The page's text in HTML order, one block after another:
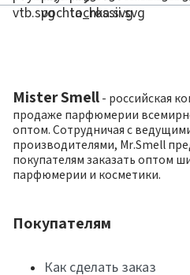
Mister Smell - российская
продаже парфюмерии
оптом. Сотрудничая с
производителями, Mr.Smell
покупателям заказать оптом
парфюмерии и косметики.
Покупателям
Как сделать заказ